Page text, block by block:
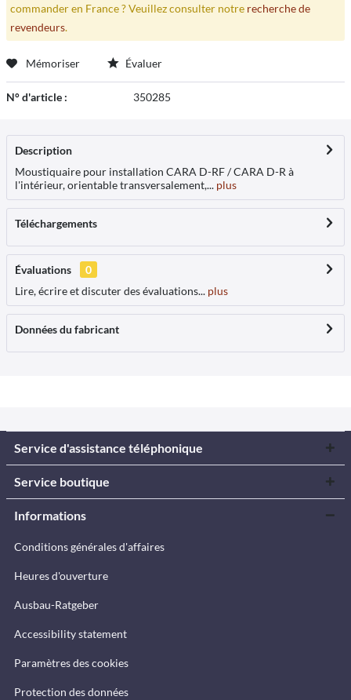
commander en France ? Veuillez consulter notre recherche de
revendeurs.
Mémoriser Évaluer
N° d'article : 350285
Description
Moustiquaire pour installation CARA D-RF / CARA D-R à
l'intérieur, orientable transversalement,... plus
Téléchargements
Évaluations
0
Lire, écrire et discuter des évaluations... plus
Données du fabricant
Service d'assistance téléphonique
Service boutique
Informations
Conditions générales d'affaires
Heures d'ouverture
Ausbau-Ratgeber
Accessibility statement
Paramètres des cookies
Protection des données